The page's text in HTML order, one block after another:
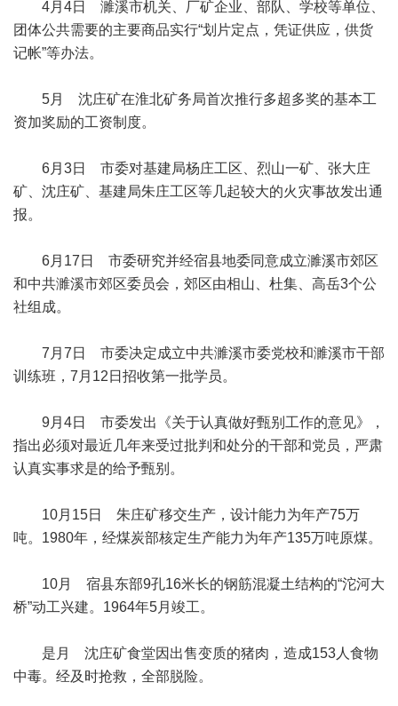
4月4日 濉溪市机关、厂矿企业、部队、学校等单位、
团体公共需要的主要商品实行“划片定点，凭证供应，供货
记帐”等办法。
5月 沈庄矿在淮北矿务局首次推行多超多奖的基本工
资加奖励的工资制度。
6月3日 市委对基建局杨庄工区、烈山一矿、张大庄
矿、沈庄矿、基建局朱庄工区等几起较大的火灾事故发出通
报。
6月17日 市委研究并经宿县地委同意成立濉溪市郊区
和中共濉溪市郊区委员会，郊区由相山、杜集、高岳3个公
社组成。
7月7日 市委决定成立中共濉溪市委党校和濉溪市干部
训练班，7月12日招收第一批学员。
9月4日 市委发出《关于认真做好甄别工作的意见》，
指出必须对最近几年来受过批判和处分的干部和党员，严肃
认真实事求是的给予甄别。
10月15日 朱庄矿移交生产，设计能力为年产75万
吨。1980年，经煤炭部核定生产能力为年产135万吨原煤。
10月 宿县东部9孔16米长的钢筋混凝土结构的“沱河大
桥”动工兴建。1964年5月竣工。
是月 沈庄矿食堂因出售变质的猪肉，造成153人食物
中毒。经及时抢救，全部脱险。